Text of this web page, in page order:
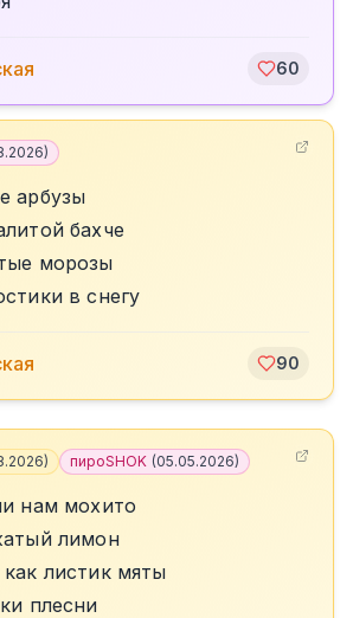
60
)
арбузы
бахче
морозы
в снегу
90
) пироSHOK (05.05.2026)
нам мохито
лимон
листик мяты
плесни